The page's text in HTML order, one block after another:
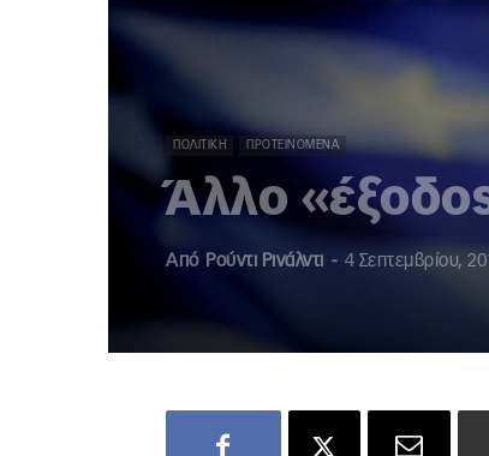
ΠΟΛΙΤΙΚΉ ΠΡΟΤΕΙΝΌΜΕΝΑ
Άλλο
Από Ρούντι Ρινάλντι - 4 Σεπτεμβρίου,